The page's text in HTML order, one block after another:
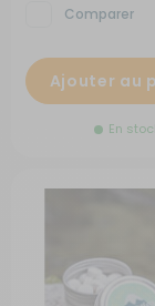
Comparer
Ajouter au
En